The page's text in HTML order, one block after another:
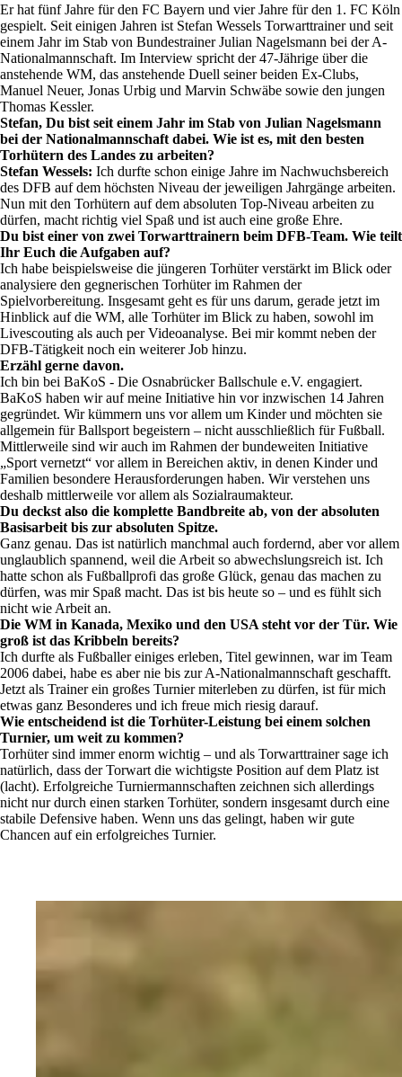
Er hat fünf Jahre für den FC Bayern und vier Jahre für den 1. FC Köln
gespielt. Seit einigen Jahren ist Stefan Wessels Torwarttrainer und seit
einem Jahr im Stab von Bundestrainer Julian Nagelsmann bei der A-
Nationalmannschaft. Im Interview spricht der 47-Jährige über die
anstehende WM, das anstehende Duell seiner beiden Ex-Clubs,
Manuel Neuer, Jonas Urbig und Marvin Schwäbe sowie den jungen
Thomas Kessler.
Stefan, Du bist seit einem Jahr im Stab von Julian Nagelsmann
bei der Nationalmannschaft dabei. Wie ist es, mit den besten
Torhütern des Landes zu arbeiten?
Stefan Wessels: Ich durfte schon einige Jahre im Nachwuchsbereich
des DFB auf dem höchsten Niveau der jeweiligen Jahrgänge arbeiten.
Nun mit den Torhütern auf dem absoluten Top-Niveau arbeiten zu
dürfen, macht richtig viel Spaß und ist auch eine große Ehre.
Du bist einer von zwei Torwarttrainern beim DFB-Team. Wie teilt
Ihr Euch die Aufgaben auf?
Ich habe beispielsweise die jüngeren Torhüter verstärkt im Blick oder
analysiere den gegnerischen Torhüter im Rahmen der
Spielvorbereitung. Insgesamt geht es für uns darum, gerade jetzt im
Hinblick auf die WM, alle Torhüter im Blick zu haben, sowohl im
Livescouting als auch per Videoanalyse. Bei mir kommt neben der
DFB-Tätigkeit noch ein weiterer Job hinzu.
Erzähl gerne davon.
Ich bin bei BaKoS - Die Osnabrücker Ballschule e.V. engagiert.
BaKoS haben wir auf meine Initiative hin vor inzwischen 14 Jahren
gegründet. Wir kümmern uns vor allem um Kinder und möchten sie
allgemein für Ballsport begeistern – nicht ausschließlich für Fußball.
Mittlerweile sind wir auch im Rahmen der bundeweiten Initiative
„Sport vernetzt“ vor allem in Bereichen aktiv, in denen Kinder und
Familien besondere Herausforderungen haben. Wir verstehen uns
deshalb mittlerweile vor allem als Sozialraumakteur.
Du deckst also die komplette Bandbreite ab, von der absoluten
Basisarbeit bis zur absoluten Spitze.
Ganz genau. Das ist natürlich manchmal auch fordernd, aber vor allem
unglaublich spannend, weil die Arbeit so abwechslungsreich ist. Ich
hatte schon als Fußballprofi das große Glück, genau das machen zu
dürfen, was mir Spaß macht. Das ist bis heute so – und es fühlt sich
nicht wie Arbeit an.
Die WM in Kanada, Mexiko und den USA steht vor der Tür. Wie
groß ist das Kribbeln bereits?
Ich durfte als Fußballer einiges erleben, Titel gewinnen, war im Team
2006 dabei, habe es aber nie bis zur A-Nationalmannschaft geschafft.
Jetzt als Trainer ein großes Turnier miterleben zu dürfen, ist für mich
etwas ganz Besonderes und ich freue mich riesig darauf.
Wie entscheidend ist die Torhüter-Leistung bei einem solchen
Turnier, um weit zu kommen?
Torhüter sind immer enorm wichtig – und als Torwarttrainer sage ich
natürlich, dass der Torwart die wichtigste Position auf dem Platz ist
(lacht). Erfolgreiche Turniermannschaften zeichnen sich allerdings
nicht nur durch einen starken Torhüter, sondern insgesamt durch eine
stabile Defensive haben. Wenn uns das gelingt, haben wir gute
Chancen auf ein erfolgreiches Turnier.